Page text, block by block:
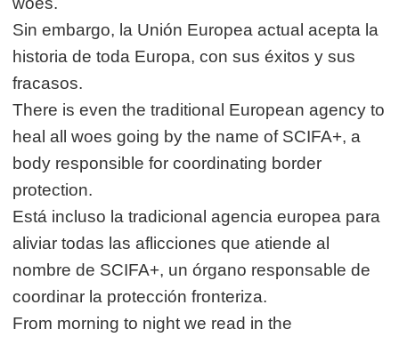
Sin embargo, la Unión Europea actual acepta la
historia de toda Europa, con sus éxitos y sus
fracasos.
There is even the traditional European agency to
heal all woes going by the name of SCIFA+, a
body responsible for coordinating border
protection.
Está incluso la tradicional agencia europea para
aliviar todas las aflicciones que atiende al
nombre de SCIFA+, un órgano responsable de
coordinar la protección fronteriza.
From morning to night we read in the